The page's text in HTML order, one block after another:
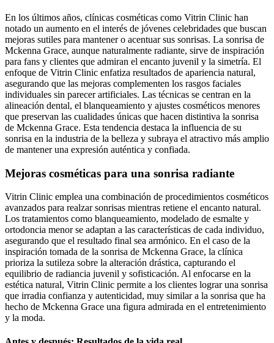
En los últimos años, clínicas cosméticas como Vitrin Clinic han
notado un aumento en el interés de jóvenes celebridades que buscan
mejoras sutiles para mantener o acentuar sus sonrisas. La sonrisa de
Mckenna Grace, aunque naturalmente radiante, sirve de inspiración
para fans y clientes que admiran el encanto juvenil y la simetría. El
enfoque de Vitrin Clinic enfatiza resultados de apariencia natural,
asegurando que las mejoras complementen los rasgos faciales
individuales sin parecer artificiales. Las técnicas se centran en la
alineación dental, el blanqueamiento y ajustes cosméticos menores
que preservan las cualidades únicas que hacen distintiva la sonrisa
de Mckenna Grace. Esta tendencia destaca la influencia de su
sonrisa en la industria de la belleza y subraya el atractivo más amplio
de mantener una expresión auténtica y confiada.
Mejoras cosméticas para una sonrisa radiante
Vitrin Clinic emplea una combinación de procedimientos cosméticos
avanzados para realzar sonrisas mientras retiene el encanto natural.
Los tratamientos como blanqueamiento, modelado de esmalte y
ortodoncia menor se adaptan a las características de cada individuo,
asegurando que el resultado final sea armónico. En el caso de la
inspiración tomada de la sonrisa de Mckenna Grace, la clínica
prioriza la sutileza sobre la alteración drástica, capturando el
equilibrio de radiancia juvenil y sofisticación. Al enfocarse en la
estética natural, Vitrin Clinic permite a los clientes lograr una sonrisa
que irradia confianza y autenticidad, muy similar a la sonrisa que ha
hecho de Mckenna Grace una figura admirada en el entretenimiento
y la moda.